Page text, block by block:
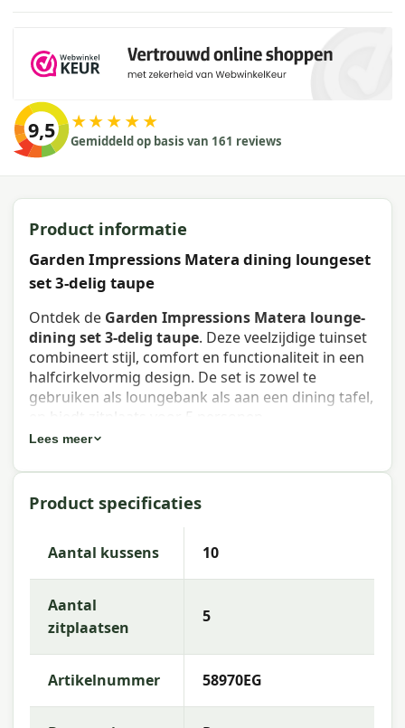
9,5 ★★★★★
Gemiddeld op basis van 161 reviews
Product informatie
Garden Impressions Matera dining loungeset
set 3-delig taupe
Ontdek de Garden Impressions Matera lounge-
dining set 3-delig taupe. Deze veelzijdige tuinset
combineert stijl, comfort en functionaliteit in een
halfcirkelvormig design. De set is zowel te
gebruiken als loungebank als aan een dining tafel,
en biedt zitplaats voor 5 personen.
Artikelnummer
Aantal zitplaatsen
Breedte: 251 cm
Diepte: 271 cm
Hoogte
Zithoogte (incl. kussen)
Zithoogte (excl. kussen): 25,5 cm
Zitdiepte: 55 cm
Lees meer
Product specificaties
Aantal kussens 10
Aantal
zitplaatsen
5
Artikelnummer 58970EG